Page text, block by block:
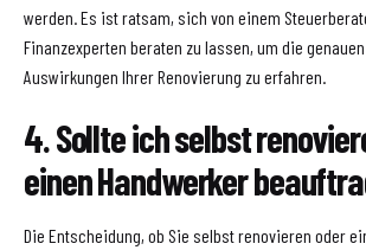
werden. Es ist ratsam, sich von einem
Finanzexperten beraten zu lassen, um die
Auswirkungen Ihrer Renovierung zu erfahren.
4. Sollte ich selbst
einen Handwerker
Die Entscheidung, ob Sie selbst renovieren oder